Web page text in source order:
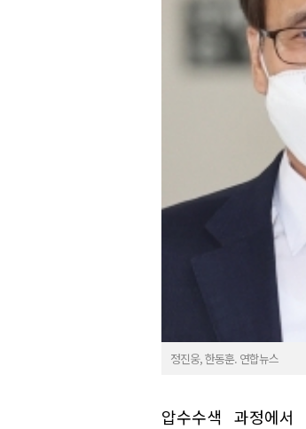
정진웅, 한동훈. 연합뉴스
압수수색 과정에